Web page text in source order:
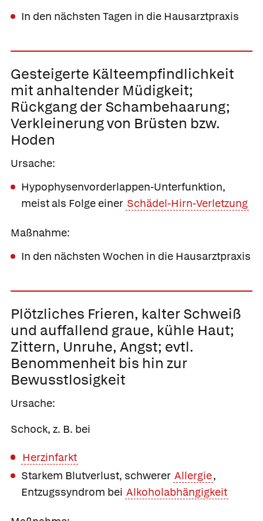
In den nächsten Tagen in die Hausarztpraxis
Gesteigerte Kälteempfindlichkeit
mit anhaltender Müdigkeit;
Rückgang der Schambehaarung;
Verkleinerung von Brüsten bzw.
Hoden
Ursache:
Hypophysenvorderlappen-Unterfunktion,
meist als Folge einer Schädel-Hirn-Verletzung
Maßnahme:
In den nächsten Wochen in die Hausarztpraxis
Plötzliches Frieren, kalter Schweiß
und auffallend graue, kühle Haut;
Zittern, Unruhe, Angst; evtl.
Benommenheit bis hin zur
Bewusstlosigkeit
Ursache:
Schock, z. B. bei
Herzinfarkt
Starkem Blutverlust, schwerer Allergie,
Entzugssyndrom bei Alkoholabhängigkeit